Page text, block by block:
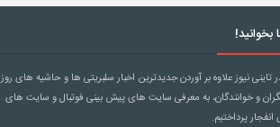
بخوانید!
تاینی نیوز علاوه بر آوردن جدیدترین اخبار سلبریتی ها و حاشیه های روز
و خوانندگان، به معرفی سایت های پیش بینی فوتبال و سایت های
انفجار پرداختیم.